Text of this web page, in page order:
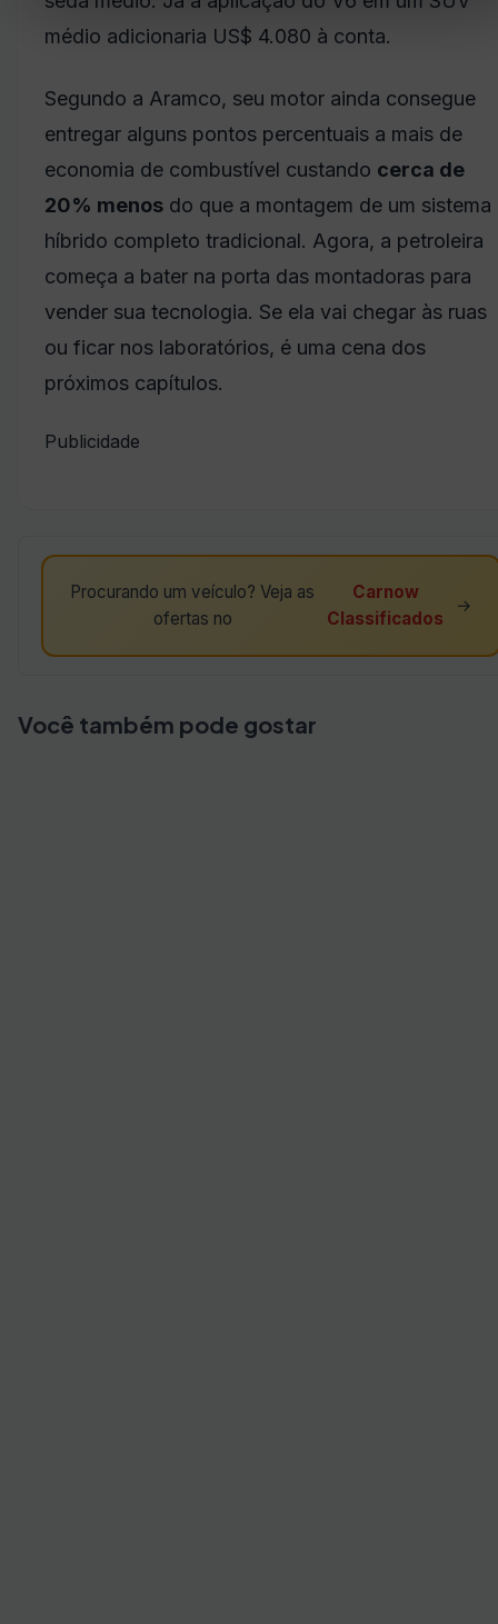
médio adicionaria US$ 4.080 à conta.
Segundo a Aramco, seu motor ainda consegue
entregar alguns pontos percentuais a mais de
economia de combustível custando cerca de
20% menos do que a montagem de um sistema
híbrido completo tradicional. Agora, a petroleira
começa a bater na porta das montadoras para
vender sua tecnologia. Se ela vai chegar às ruas
ou ficar nos laboratórios, é uma cena dos
próximos capítulos.
Publicidade
Procurando um veículo? Veja as
ofertas no
Carnow
Classificados
→
Você também pode gostar